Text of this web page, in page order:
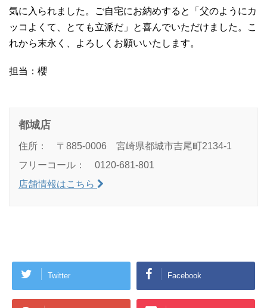
気に入られました。ご自宅にお納めすると「父のようにカ
ッコよくて、とても立派だ」と喜んでいただけました。こ
れから末永く、よろしくお願いいたします。
担当：櫻
都城店
住所： 〒885-0006 宮崎県都城市吉尾町2134-1
フリーコール： 0120-681-801
店舗情報はこちら
Twitter Facebook